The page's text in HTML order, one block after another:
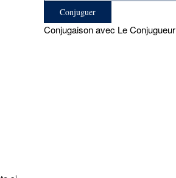
Conjugaison avec Le Conjugueur